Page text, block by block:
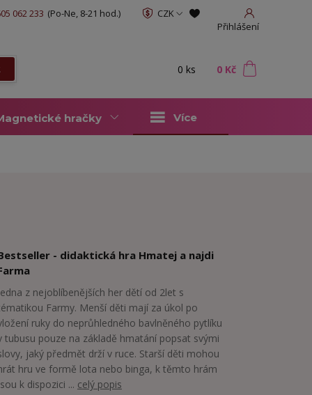
CZK
Přihlášení
062 233 (Po-Ne, 8-21 hod.)
0 ks 0 Kč
hračky Více
- didaktická hra Hmatej a najdi
z nejoblíbenějších her dětí od 2let s
Farmy. Menší děti mají za úkol po
ruky do neprůhledného bavlněného pytlíku
tubusu pouze na základě hmatání popsat svými
jaký předmět drží v ruce. Starší děti mohou
hru ve formě lota nebo binga, k těmto hrám
k dispozici ... celý popis